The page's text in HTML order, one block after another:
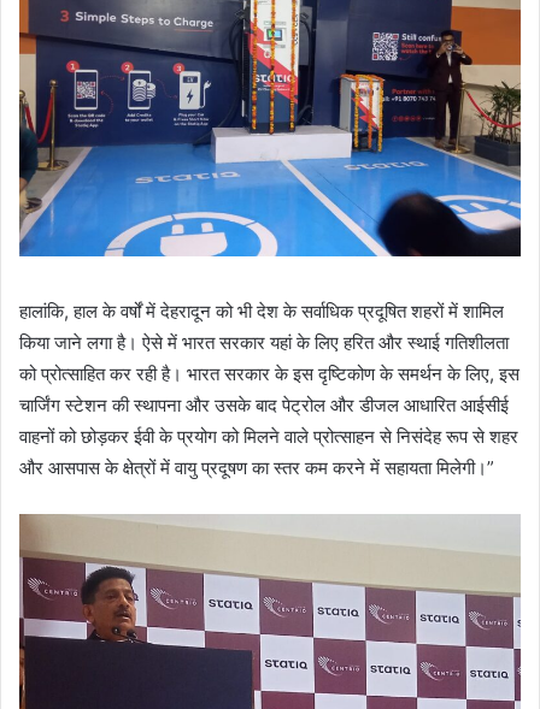
हालांकि, हाल के वर्षों में देहरादून को भी देश के सर्वाधिक प्रदूषित शहरों में शामिल
किया जाने लगा है। ऐसे में भारत सरकार यहां के लिए हरित और स्थाई गतिशीलता
को प्रोत्साहित कर रही है। भारत सरकार के इस दृष्टिकोण के समर्थन के लिए, इस
चार्जिंग स्टेशन की स्थापना और उसके बाद पेट्रोल और डीजल आधारित आईसीई
वाहनों को छोड़कर ईवी के प्रयोग को मिलने वाले प्रोत्साहन से निसंदेह रूप से शहर
और आसपास के क्षेत्रों में वायु प्रदूषण का स्तर कम करने में सहायता मिलेगी।”